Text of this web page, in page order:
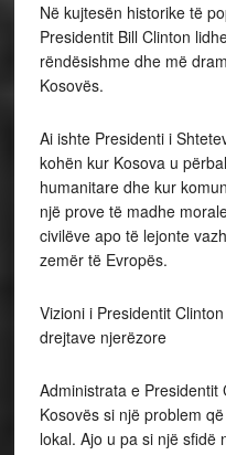
Në kujtesën historike të
Presidentit Bill Clinton
rëndësishme dhe më
Kosovës.
Ai ishte Presidenti i
kohën kur Kosova u
humanitare dhe kur
një prove të madhe
civilëve apo të lejonte
zemër të Evropës.
Vizioni i Presidentit
drejtave njerëzore
Administrata e
Kosovës si një problem
lokal. Ajo u pa si një sfidë